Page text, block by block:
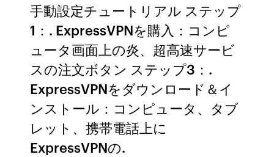
手動設定チュートリアル ステップ
1：. ExpressVPNを購入：コンピ
ュータ画面上の炎、超高速サービ
スの注文ボタン ステップ3：.
ExpressVPNをダウンロード＆イ
ンストール：コンピュータ、タブ
レット、携帯電話上に
ExpressVPNの.